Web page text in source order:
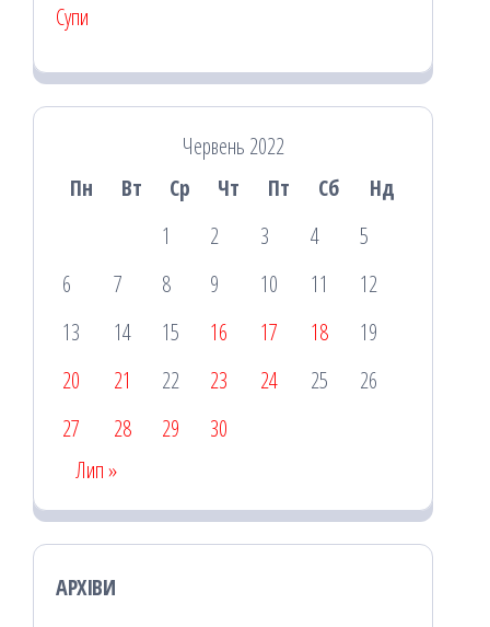
Супи
Червень 2022
Пн
Вт Ср Чт Пт Сб
Нд
1
2 3 4
5
6
7 8 9 10 11
12
13
14 15 16 17 18
19
20
21 22 23 24 25
26
27
28 29
30
Лип »
АРХІВИ